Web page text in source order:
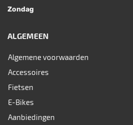
Zondag
ALGEMEEN
Algemene voorwaarden
Accessoires
Fietsen
E-Bikes
Aanbiedingen